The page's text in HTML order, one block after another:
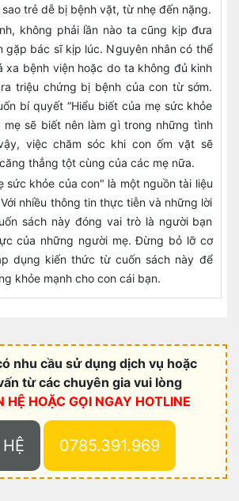
trẻ dễ bị bệnh vặt, từ nhẹ đến nặng.
không phải lần nào ta cũng kịp đưa
gặp bác sĩ kịp lúc. Nguyên nhân có thể
xa bệnh viện hoặc do ta không đủ kinh
triệu chứng bị bệnh của con từ sớm.
bí quyết “Hiểu biết của mẹ sức khỏe
mẹ sẽ biết nên làm gì trong những tình
việc chăm sóc khi con ốm vặt sẽ
thẳng tột cùng của các mẹ nữa.
sức khỏe của con" là một nguồn tài liệu
nhiều thông tin thực tiễn và những lời
sách này đóng vai trò là người bạn
của những người mẹ. Đừng bỏ lỡ cơ
dụng kiến thức từ cuốn sách này để
khỏe mạnh cho con cái bạn.
nhu cầu sử dụng dịch vụ hoặc
từ các chuyên gia vui lòng
HỆ HOẶC GỌI NGAY HOTLINE
0785.391.969